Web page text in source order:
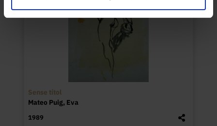
Sense títol
Mateo Puig, Eva
1989